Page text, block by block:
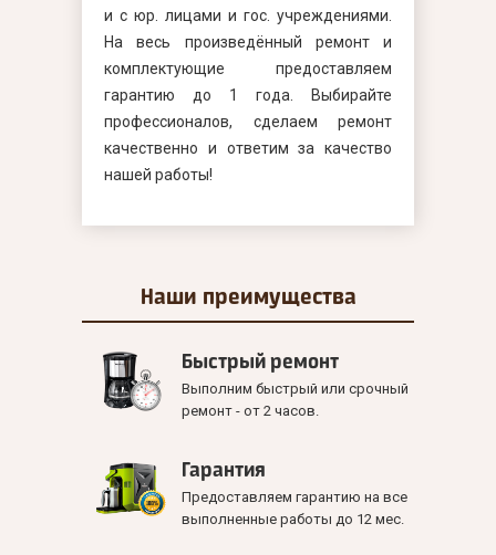
и с юр. лицами и гос. учреждениями.
На весь произведённый ремонт и
комплектующие предоставляем
гарантию до 1 года. Выбирайте
профессионалов, сделаем ремонт
качественно и ответим за качество
нашей работы!
Наши преимущества
Быстрый ремонт
Выполним быстрый или срочный
ремонт - от 2 часов.
Гарантия
Предоставляем гарантию на все
выполненные работы до 12 мес.